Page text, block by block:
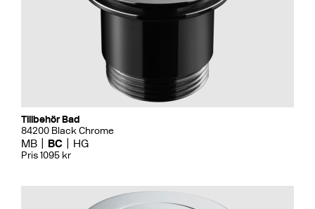
Tillbehör Bad
84200 Black Chrome
MB BC HG
Pris 1095 kr